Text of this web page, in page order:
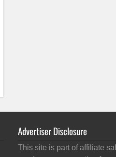
Advertiser Disclosure
This site is part of affiliate